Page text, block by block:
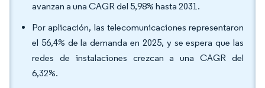
avanzan a una CAGR del 5,98% hasta 2031.
Por aplicación, las telecomunicaciones representaron
el 56,4% de la demanda en 2025, y se espera que las
redes de instalaciones crezcan a una CAGR del
6,32%.